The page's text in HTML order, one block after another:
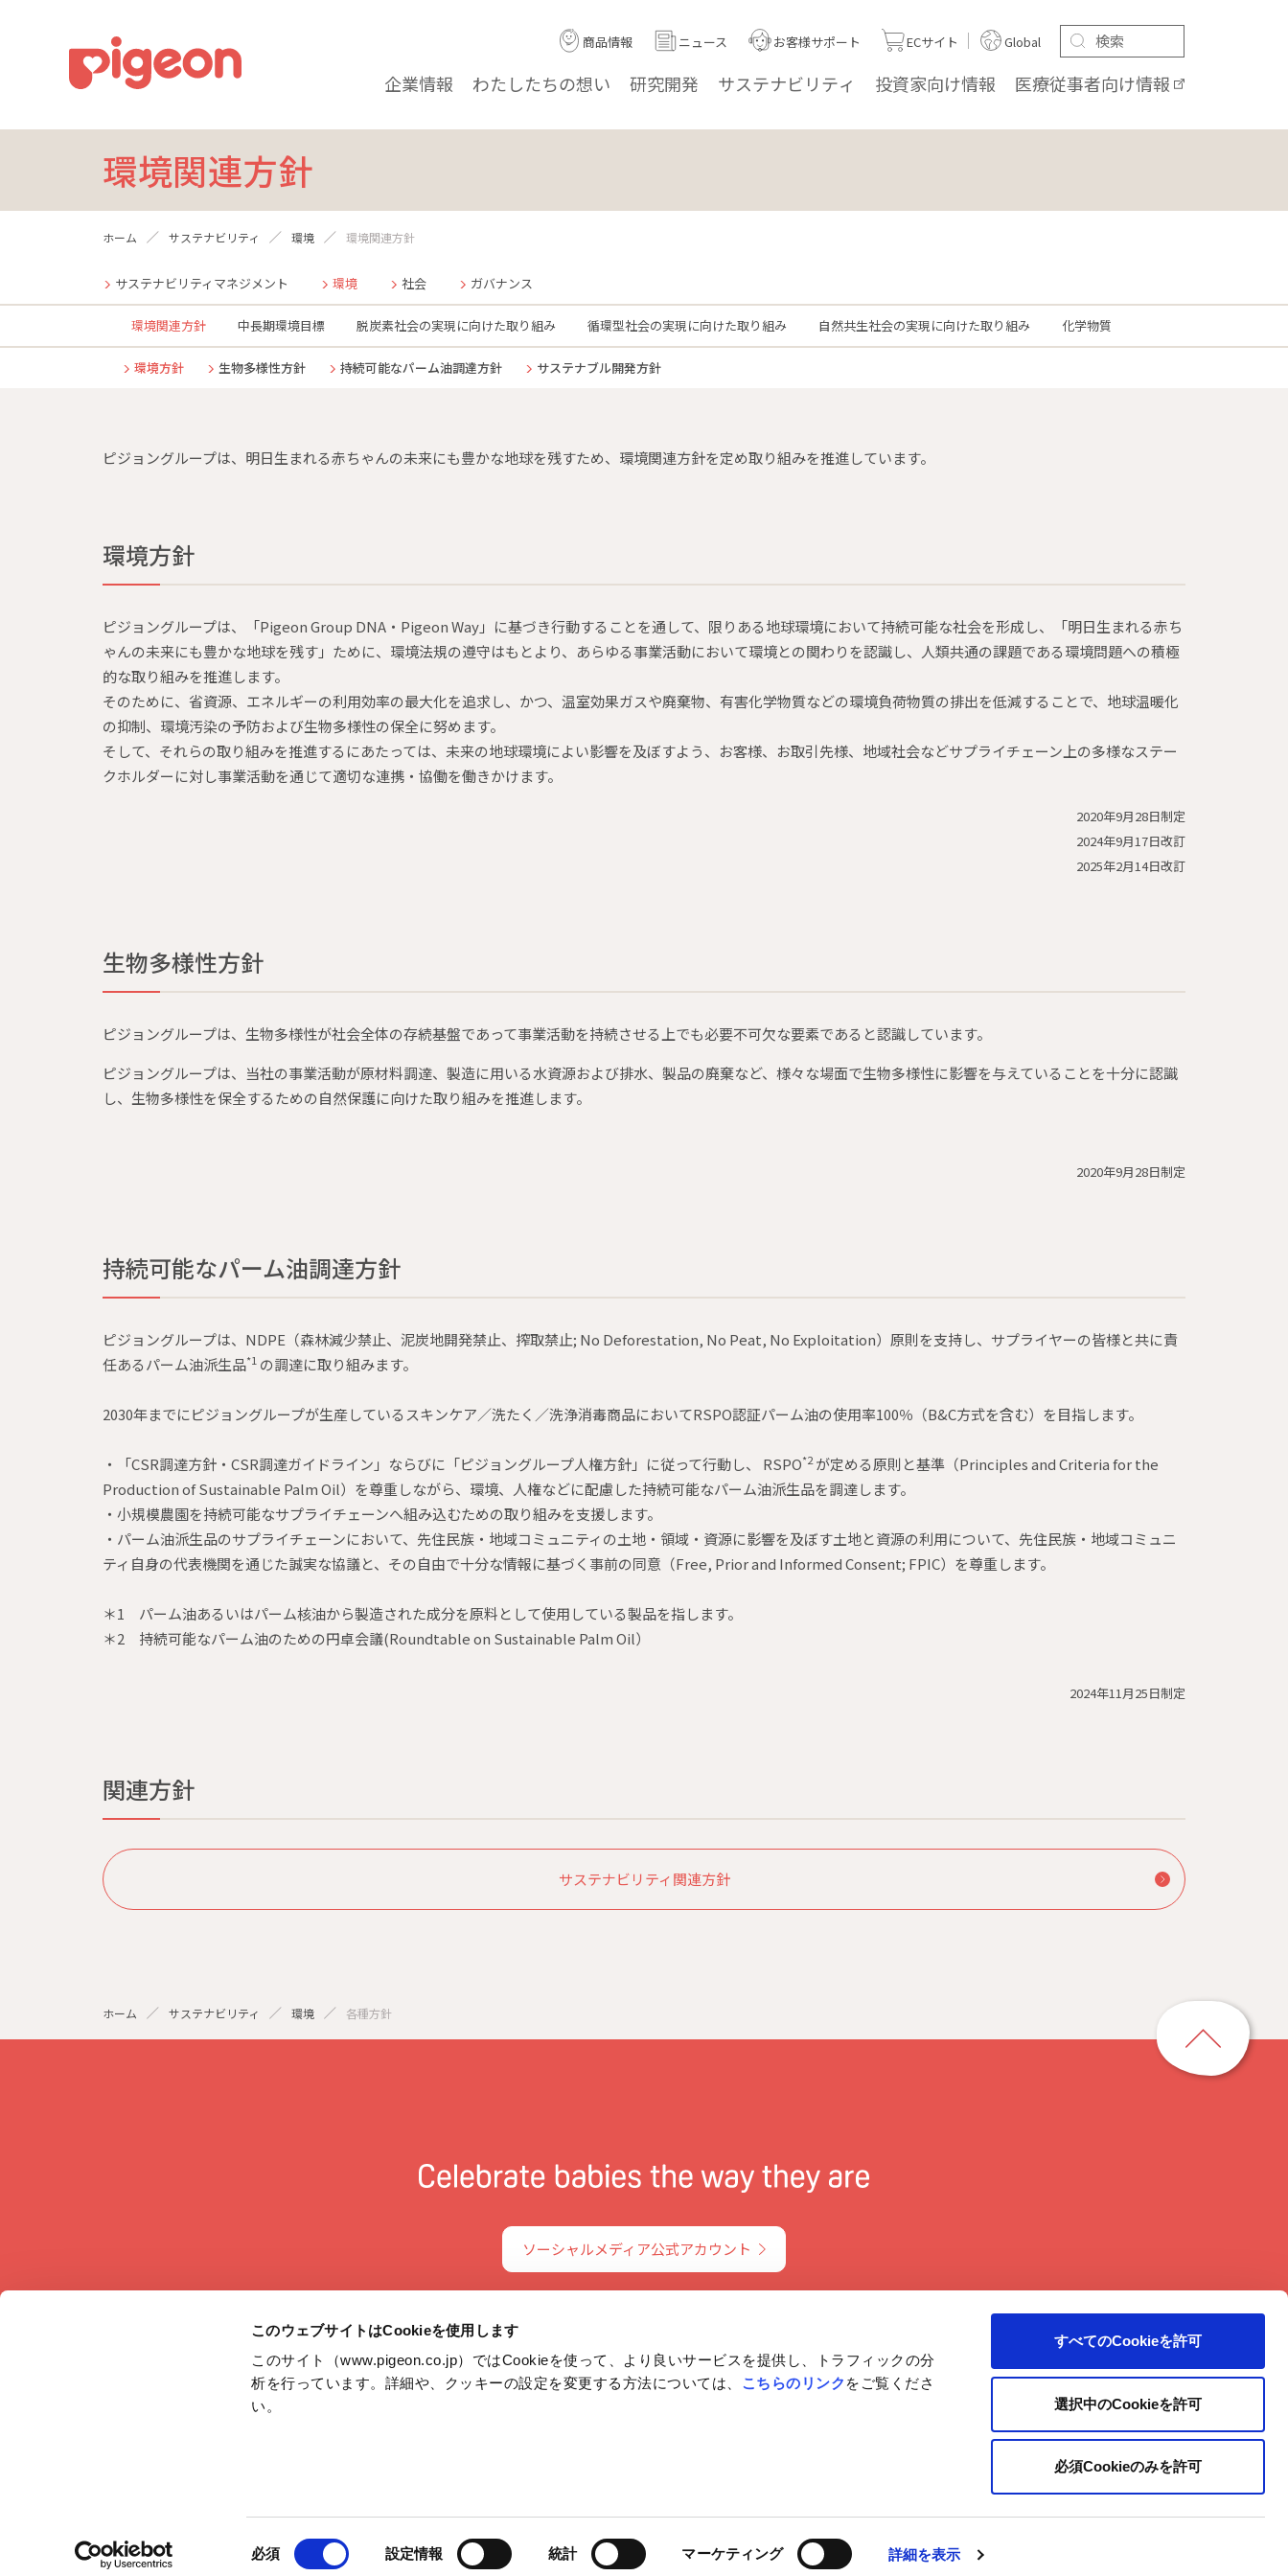
このウェブサイトはCookieを使用します
このサイト（www.pigeon.co.jp）ではCookieを使って、より良いサービスを提供し、トラフィックの分
析を行っています。詳細や、クッキーの設定を変更する方法については、 こちらのリンク をご覧くださ
い。
意
必須 設定情報 統計 マーケティング 詳細を表示
すべてのCookieを許可
選択中のCookieを許可
必須Cookieのみを許可
企業情報 わたしたちの想い 研究開発 サステナビリティ 投資家向け情報 医療従事者向け情報
商品情報 ニュース お客様サポート ECサイト Global
環境関連方針
ホーム サステナビリティ 環境 環境関連方針
サステナビリティマネジメント 環境 社会 ガバナンス
環境関連方針 中長期環境目標 脱炭素社会の実現に向けた取り組み 循環型社会の実現に向けた取り組み 自然共生社会の実現に向けた取り組み 化学物質
環境方針 生物多様性方針 持続可能なパーム油調達方針 サステナブル開発方針
ピジョングループは、明日生まれる赤ちゃんの未来にも豊かな地球を残すため、環境関連方針を定め取り組みを推進しています。
環境方針
ピジョングループは、「Pigeon Group DNA・Pigeon Way」に基づき行動することを通して、限りある地球環境において持続可能な社会を形成し、「明日生まれる赤ち
ゃんの未来にも豊かな地球を残す」ために、環境法規の遵守はもとより、あらゆる事業活動において環境との関わりを認識し、人類共通の課題である環境問題への積極
的な取り組みを推進します。
そのために、省資源、エネルギーの利用効率の最大化を追求し、かつ、温室効果ガスや廃棄物、有害化学物質などの環境負荷物質の排出を低減することで、地球温暖化
の抑制、環境汚染の予防および生物多様性の保全に努めます。
そして、それらの取り組みを推進するにあたっては、未来の地球環境によい影響を及ぼすよう、お客様、お取引先様、地域社会などサプライチェーン上の多様なステー
クホルダーに対し事業活動を通じて適切な連携・協働を働きかけます。
2020年9月28日制定
2024年9月17日改訂
2025年2月14日改訂
生物多様性方針
ピジョングループは、生物多様性が社会全体の存続基盤であって事業活動を持続させる上でも必要不可欠な要素であると認識しています。
ピジョングループは、当社の事業活動が原材料調達、製造に用いる水資源および排水、製品の廃棄など、様々な場面で生物多様性に影響を与えていることを十分に認識
し、生物多様性を保全するための自然保護に向けた取り組みを推進します。
2020年9月28日制定
持続可能なパーム油調達方針
ピジョングループは、NDPE（森林減少禁止、泥炭地開発禁止、搾取禁止; No Deforestation, No Peat, No Exploitation）原則を支持し、サプライヤーの皆様と共に責
任あるパーム油派生品*1 の調達に取り組みます。
2030年までにピジョングループが生産しているスキンケア／洗たく／洗浄消毒商品においてRSPO認証パーム油の使用率100％（B&C方式を含む）を目指します。
・「CSR調達方針・CSR調達ガイドライン」ならびに「ピジョングループ人権方針」に従って行動し、 RSPO*2が定める原則と基準（Principles and Criteria for the
Production of Sustainable Palm Oil）を尊重しながら、環境、人権などに配慮した持続可能なパーム油派生品を調達します。
・小規模農園を持続可能なサプライチェーンへ組み込むための取り組みを支援します。
・パーム油派生品のサプライチェーンにおいて、先住民族・地域コミュニティの土地・領域・資源に影響を及ぼす土地と資源の利用について、先住民族・地域コミュニ
ティ自身の代表機関を通じた誠実な協議と、その自由で十分な情報に基づく事前の同意（Free, Prior and Informed Consent; FPIC）を尊重します。
＊1 パーム油あるいはパーム核油から製造された成分を原料として使用している製品を指します。
＊2 持続可能なパーム油のための円卓会議(Roundtable on Sustainable Palm Oil）
2024年11月25日制定
関連方針
サステナビリティ関連方針
ホーム サステナビリティ 環境 各種方針
ソーシャルメディア公式アカウント
JAPAN
ペ
ー
ジ